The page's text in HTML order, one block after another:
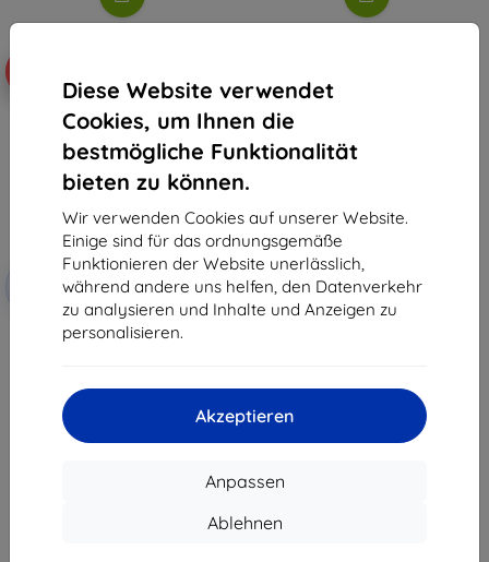
Diese Website verwendet
Cookies, um Ihnen die
bestmögliche Funktionalität
bieten zu können.
Wir verwenden Cookies auf unserer Website.
Einige sind für das ordnungsgemäße
Funktionieren der Website unerlässlich,
während andere uns helfen, den Datenverkehr
zu analysieren und Inhalte und Anzeigen zu
personalisieren.
Akzeptieren
Anpassen
Ablehnen
Rabatt
mit
Gutschein
EXTRA10
3mk TechWrap Matte
47,90 €
Auf Lager > 5 Stk.